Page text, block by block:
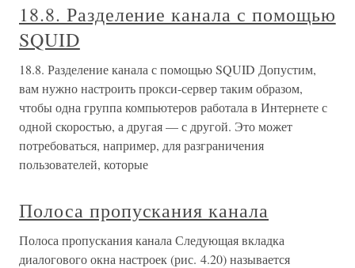
18.8. Разделение канала с помощью
SQUID
18.8. Разделение канала с помощью SQUID Допустим,
вам нужно настроить прокси-сервер таким образом,
чтобы одна группа компьютеров работала в Интернете с
одной скоростью, а другая — с другой. Это может
потребоваться, например, для разграничения
пользователей, которые
Полоса пропускания канала
Полоса пропускания канала Следующая вкладка
диалогового окна настроек (рис. 4.20) называется